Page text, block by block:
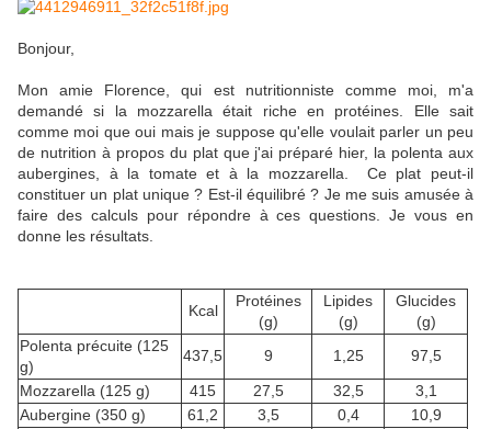
Bonjour,
Mon amie Florence, qui est nutritionniste comme moi, m'a
demandé si la mozzarella était riche en protéines. Elle sait
comme moi que oui mais je suppose qu'elle voulait parler un peu
de nutrition à propos du plat que j'ai préparé hier, la polenta aux
aubergines, à la tomate et à la mozzarella. Ce plat peut-il
constituer un plat unique ? Est-il équilibré ? Je me suis amusée à
faire des calculs pour répondre à ces questions. Je vous en
donne les résultats.
Kcal
Protéines
(g)
Lipides
(g)
Glucides
(g)
Polenta précuite (125
g)
437,5 9 1,25
97,5
Mozzarella (125 g)
415 27,5 32,5
3,1
Aubergine (350 g)
61,2 3,5 0,4
10,9